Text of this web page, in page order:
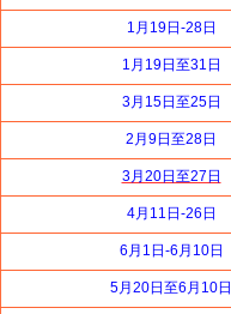
1月19日-28日
1月19日至31日
3月15日至25日
2月9日至28日
3月20日至27日
4月11日-26日
6月1日-6月10日
5月20日至6月10日